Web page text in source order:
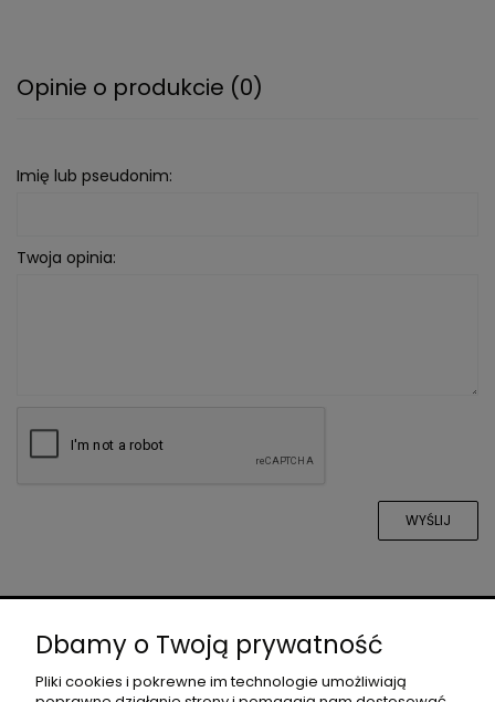
Opinie o produkcie (0)
Imię lub pseudonim:
Twoja opinia:
WYŚLIJ
Dbamy o Twoją prywatność
Pliki cookies i pokrewne im technologie umożliwiają